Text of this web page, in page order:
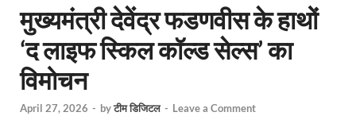
मुख्यमंत्री देवेंद्र फडणवीस के हाथों
‘द लाइफ स्किल कॉल्ड सेल्स’ का
विमोचन
April 27, 2026 - byटीम डिजिटल - Leave a Comment